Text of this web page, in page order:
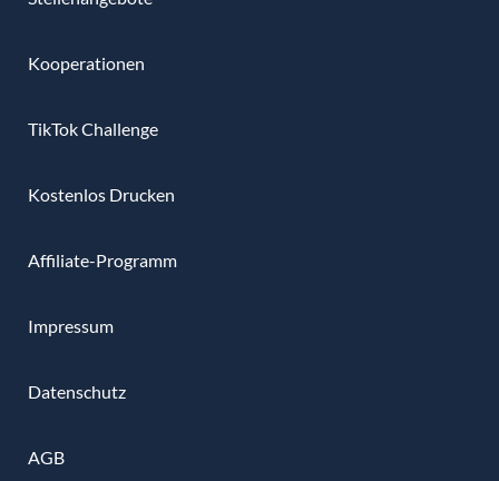
Kooperationen
TikTok Challenge
Kostenlos Drucken
Affiliate-Programm
Impressum
Datenschutz
AGB